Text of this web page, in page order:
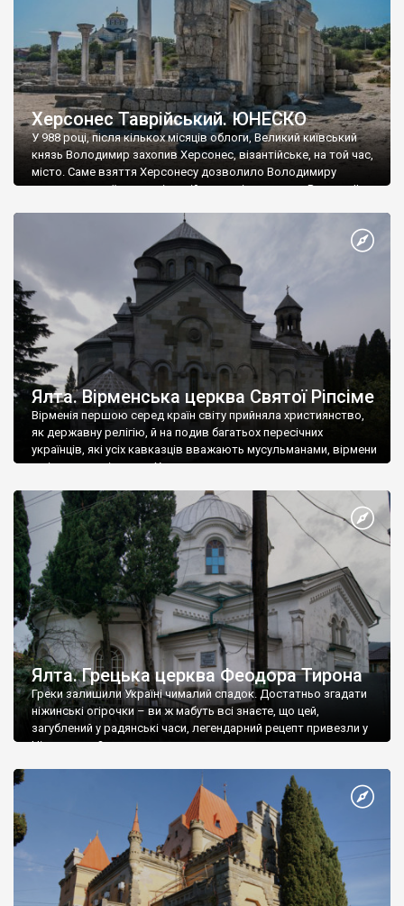
Херсонес Таврійський. ЮНЕСКО
У 988 році, після кількох місяців облоги, Великий київський
князь Володимир захопив Херсонес, візантійське, на той час,
місто. Саме взяття Херсонесу дозволило Володимиру
диктувати свої умови візантійському імператору Василю ІІ, та
Херсонесі Володимир-язичник, став Василем-християнином.
А потім було Хрещення Русі. На честь Херсонесу Таврійського
Ялта. Вірменська церква Святої Ріпсіме
Вірменія першою серед країн світу прийняла християнство,
як державну релігію, й на подив багатьох пересічних
українців, які усіх кавказців вважають мусульманами, вірмени
є відданими вірянами Христа
Ялта. Грецька церква Феодора Тирона
Греки залишили Україні чималий спадок. Достатньо згадати
ніжинські огірочки – ви ж мабуть всі знаєте, що цей,
загублений у радянські часи, легендарний рецепт привезли у
Ніжин греки?